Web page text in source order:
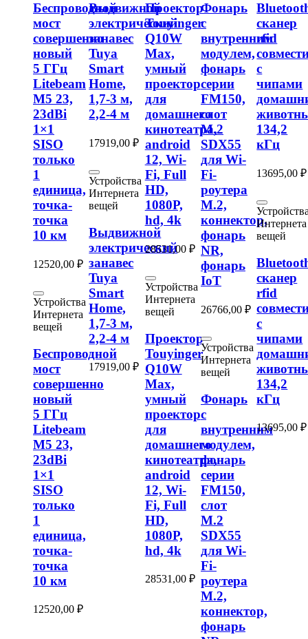
Беспроводной
мост
совершенно
новый
5 ГГц
Litebeam
M5 23,
23dBi
1×1
SISO
только
1
единица,
точка-
точка
10 км
12520,00 ₽
Устройства
Интернета
вещей
Беспроводной
мост
совершенно
новый
5 ГГц
Litebeam
M5 23,
23dBi
1×1
SISO
только
1
единица,
точка-
точка
10 км
12520,00 ₽
Выдвижной
электрический
занавес
Tuya
Smart
Home,
1,7-3 м,
2,2-4 м
17919,00₽
Устройства
Интернета
вещей
Выдвижной
электрический
занавес
Tuya
Smart
Home,
1,7-3 м,
2,2-4 м
17919,00₽
Проектор
Touyinger
Q10W
Max,
умный
проектор
для
домашнего
кинотеатра,
android
12, Wi-
Fi, Full
HD,
1080P,
hd, 4k
28531,00 ₽
Устройства
Интернета
вещей
Проектор
Touyinger
Q10W
Max,
умный
проектор
для
домашнего
кинотеатра,
android
12, Wi-
Fi, Full
HD,
1080P,
hd, 4k
28531,00 ₽
Фонарь
с
внутренним
модулем,
фонарь
серии
FM150,
слот
M.2
SDX55
для Wi-
Fi-
роутера
M.2,
коннектор,
фонарь
NR,
фонарь
IoT
26766,00 ₽
Устройства
Интернета
вещей
Фонарь
с
внутренним
модулем,
фонарь
серии
FM150,
слот
M.2
SDX55
для Wi-
Fi-
роутера
M.2,
коннектор,
фонарь
сканер
rfid
с
чипами
134,2
кГц
13695,00₽
Интернета
вещей
сканер
rfid
с
чипами
134,2
кГц
13695,00₽